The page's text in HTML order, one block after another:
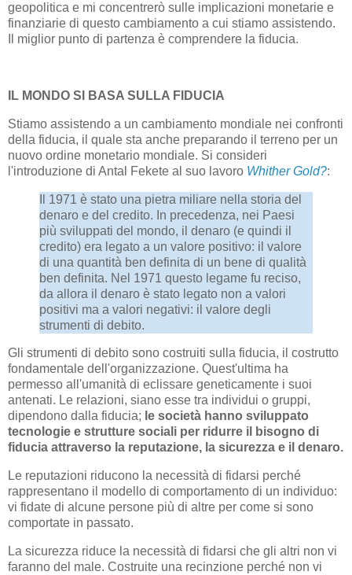
geopolitica e mi concentrerò sulle implicazioni monetarie e
finanziarie di questo cambiamento a cui stiamo assistendo.
Il miglior punto di partenza è comprendere la fiducia.
IL MONDO SI BASA SULLA FIDUCIA
Stiamo assistendo a un cambiamento mondiale nei confronti
della fiducia, il quale sta anche preparando il terreno per un
nuovo ordine monetario mondiale. Si consideri
l'introduzione di Antal Fekete al suo lavoro Whither Gold?:
Il 1971 è stato una pietra miliare nella storia del
denaro e del credito. In precedenza, nei Paesi
più sviluppati del mondo, il denaro (e quindi il
credito) era legato a un valore positivo: il valore
di una quantità ben definita di un bene di qualità
ben definita. Nel 1971 questo legame fu reciso,
da allora il denaro è stato legato non a valori
positivi ma a valori negativi: il valore degli
strumenti di debito.
Gli strumenti di debito sono costruiti sulla fiducia, il costrutto
fondamentale dell'organizzazione. Quest'ultima ha
permesso all'umanità di eclissare geneticamente i suoi
antenati. Le relazioni, siano esse tra individui o gruppi,
dipendono dalla fiducia; le società hanno sviluppato
tecnologie e strutture sociali per ridurre il bisogno di
fiducia attraverso la reputazione, la sicurezza e il denaro.
Le reputazioni riducono la necessità di fidarsi perché
rappresentano il modello di comportamento di un individuo:
vi fidate di alcune persone più di altre per come si sono
comportate in passato.
La sicurezza riduce la necessità di fidarsi che gli altri non vi
faranno del male. Costruite una recinzione perché non vi